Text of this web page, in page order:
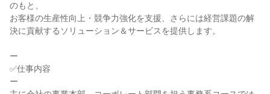
のもと、
お客様の生産性向上・競争力強化を支援、さらには経営課題の解
決に貢献するソリューション＆サービスを提供します。
ー
✅仕事内容
ー